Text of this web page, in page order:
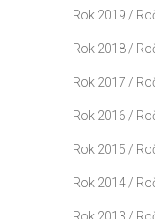
Rok 2019 /
Rok 2018 /
Rok 2017 /
Rok 2016 /
Rok 2015 /
Rok 2014 /